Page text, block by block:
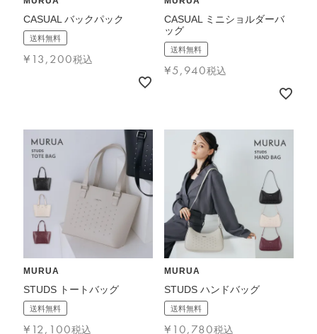
CASUAL バックパック
送料無料
¥ 13,200税込
CASUAL ミニショルダーバ
ッグ
送料無料
¥5,940税込
MURUA
STUDS トートバッグ
送料無料
¥ 12,100税込
MURUA
STUDS ハンドバッグ
送料無料
¥ 10,780税込